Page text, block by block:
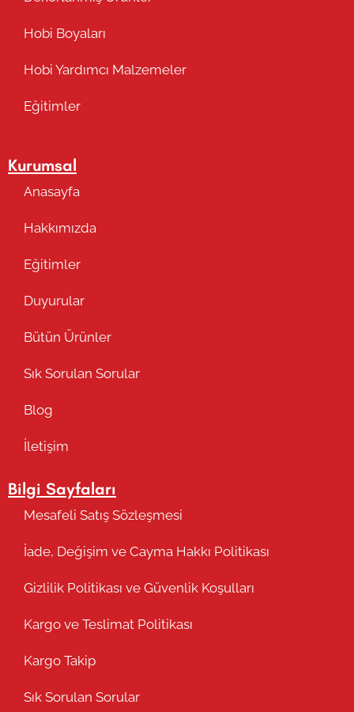
Hobi Boyaları
Hobi Yardımcı Malzemeler
Eğitimler
Kurumsal
Anasayfa
Hakkımızda
Eğitimler
Duyurular
Bütün Ürünler
Sık Sorulan Sorular
Blog
İletişim
Bilgi Sayfaları
Mesafeli Satış Sözleşmesi
İade, Değişim ve Cayma Hakkı Politikası
Gizlilik Politikası ve Güvenlik Koşulları
Kargo ve Teslimat Politikası
Kargo Takip
Sık Sorulan Sorular